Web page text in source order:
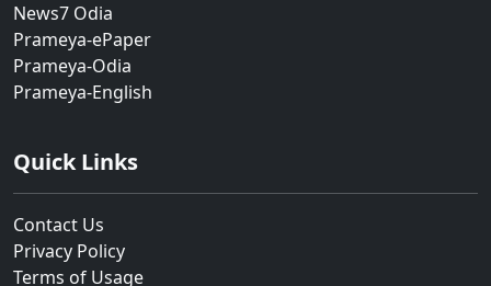
News7 Odia
Prameya-ePaper
Prameya-Odia
Prameya-English
Quick Links
Contact Us
Privacy Policy
Terms of Usage